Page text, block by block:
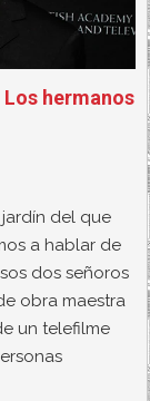
Los hermanos
del que
a hablar de
dos señoros
obra maestra
un telefilme